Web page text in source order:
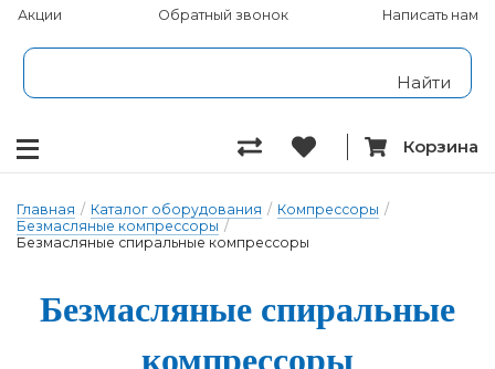
Акции Обратный звонок Написать нам
Корзина
Главная / Каталог оборудования / Компрессоры /
Безмасляные компрессоры /
Безмасляные спиральные компрессоры
Без­масля­ные спи­раль­ные
ком­прес­со­ры